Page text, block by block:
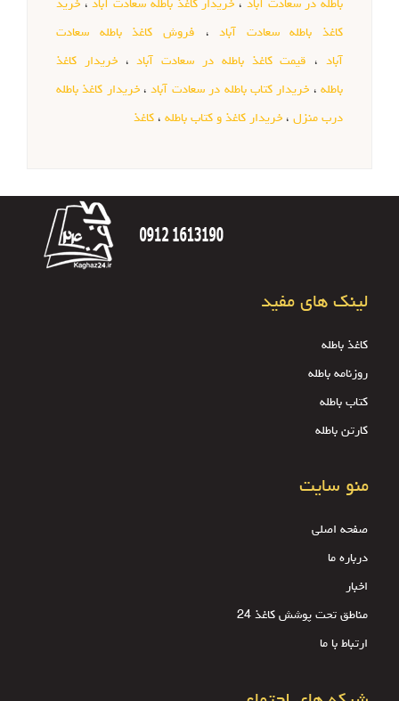
باطله در سعادت آباد ، خریدار کاغذ باطله سعادت آباد، خرید
کاغذ باطله سعادت آباد، فروش کاغذ باطله سعادت
آباد، قیمت کاغذ باطله در سعادت آباد،خریدار کاغذ
باطله، خریدار کتاب باطله در سعادت آباد،خریدار کاغذ باطله
درب منزل ، خریدار کاغذ و کتاب باطله ، کاغذ
لینک های مفید
کاغذ باطله
روزنامه باطله
کتاب باطله
کارتن باطله
منو سایت
صفحه اصلی
درباره ما
اخبار
مناطق تحت پوشش کاغذ 24
ارتباط با ما